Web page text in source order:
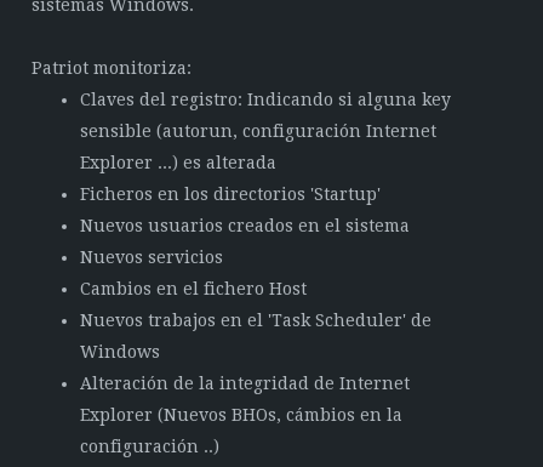
sistemas Windows.
Patriot monitoriza:
Claves del registro: Indicando si alguna key
sensible (autorun, configuración Internet
Explorer ...) es alterada
Ficheros en los directorios 'Startup'
Nuevos usuarios creados en el sistema
Nuevos servicios
Cambios en el fichero Host
Nuevos trabajos en el 'Task Scheduler' de
Windows
Alteración de la integridad de Internet
Explorer (Nuevos BHOs, cámbios en la
configuración ..)